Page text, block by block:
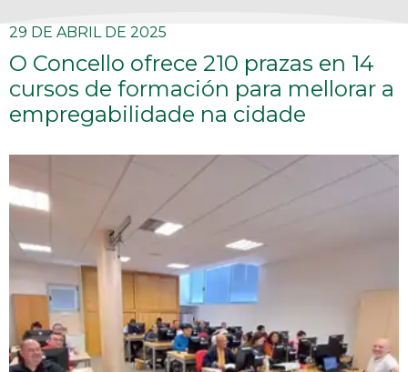
29 DE ABRIL DE 2025
O Concello ofrece 210 prazas en 14
cursos de formación para mellorar a
empregabilidade na cidade